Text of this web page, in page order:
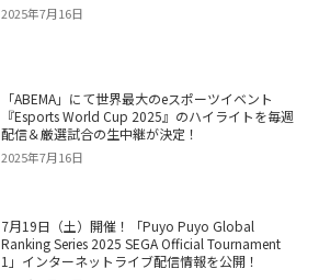
2025年7月16日
「ABEMA」にて世界最大のeスポーツイベント
『Esports World Cup 2025』のハイライトを毎週
配信＆厳選試合の生中継が決定！
2025年7月16日
7月19日（土）開催！「Puyo Puyo Global
Ranking Series 2025 SEGA Official Tournament
1」インターネットライブ配信情報を公開！